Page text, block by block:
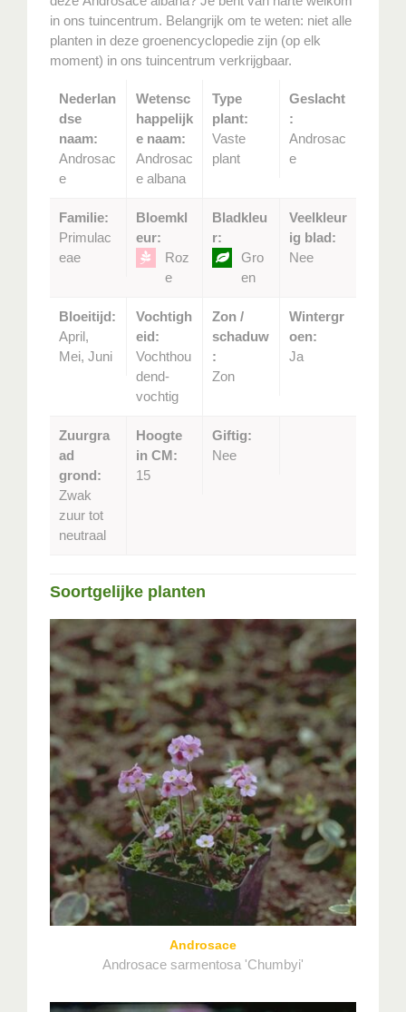
in ons tuincentrum. Belangrijk om te weten: niet alle
planten in deze groenencyclopedie zijn (op elk
moment) in ons tuincentrum verkrijgbaar.
Nederlan
dse
naam:
Androsac
e
Wetensc
happelijk
e naam:
Androsac
e albana
Type
plant:
Vaste
plant
Geslacht
:
Androsac
e
Familie:
Primulac
eae
Bloemkl
eur:
Roz
e
Bladkleu
r:
Gro
en
Veelkleur
ig blad:
Nee
Bloeitijd:
April,
Mei, Juni
Vochtigh
eid:
Vochthou
dend-
vochtig
Zon /
schaduw
:
Zon
Wintergr
oen:
Ja
Zuurgra
ad
grond:
Zwak
zuur tot
neutraal
Hoogte
in CM:
15
Giftig:
Nee
Soortgelijke planten
Androsace
Androsace sarmentosa 'Chumbyi'